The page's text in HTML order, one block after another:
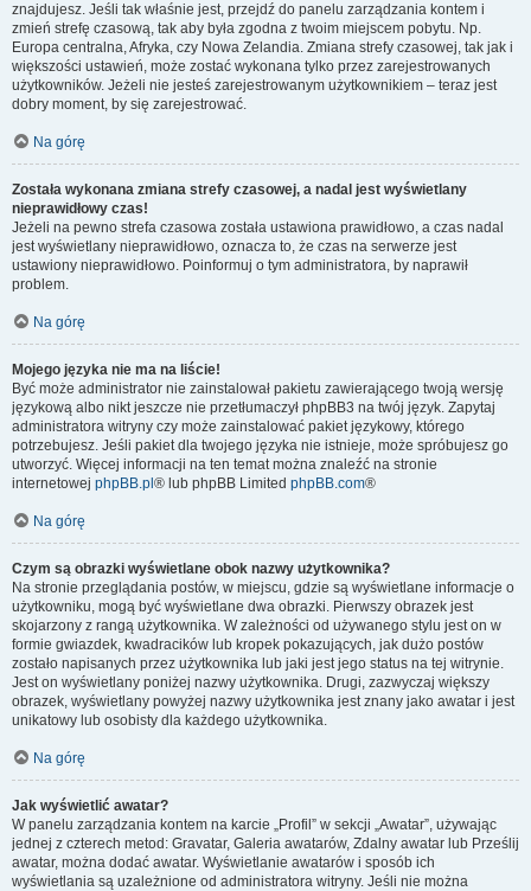
znajdujesz. Jeśli tak właśnie jest, przejdź do panelu zarządzania kontem i
zmień strefę czasową, tak aby była zgodna z twoim miejscem pobytu. Np.
Europa centralna, Afryka, czy Nowa Zelandia. Zmiana strefy czasowej, tak jak i
większości ustawień, może zostać wykonana tylko przez zarejestrowanych
użytkowników. Jeżeli nie jesteś zarejestrowanym użytkownikiem – teraz jest
dobry moment, by się zarejestrować.
Na górę
Została wykonana zmiana strefy czasowej, a nadal jest wyświetlany
nieprawidłowy czas!
Jeżeli na pewno strefa czasowa została ustawiona prawidłowo, a czas nadal
jest wyświetlany nieprawidłowo, oznacza to, że czas na serwerze jest
ustawiony nieprawidłowo. Poinformuj o tym administratora, by naprawił
problem.
Na górę
Mojego języka nie ma na liście!
Być może administrator nie zainstalował pakietu zawierającego twoją wersję
językową albo nikt jeszcze nie przetłumaczył phpBB3 na twój język. Zapytaj
administratora witryny czy może zainstalować pakiet językowy, którego
potrzebujesz. Jeśli pakiet dla twojego języka nie istnieje, może spróbujesz go
utworzyć. Więcej informacji na ten temat można znaleźć na stronie
internetowej phpBB.pl ® lub phpBB Limited phpBB.com®
Na górę
Czym są obrazki wyświetlane obok nazwy użytkownika?
Na stronie przeglądania postów, w miejscu, gdzie są wyświetlane informacje o
użytkowniku, mogą być wyświetlane dwa obrazki. Pierwszy obrazek jest
skojarzony z rangą użytkownika. W zależności od używanego stylu jest on w
formie gwiazdek, kwadracików lub kropek pokazujących, jak dużo postów
zostało napisanych przez użytkownika lub jaki jest jego status na tej witrynie.
Jest on wyświetlany poniżej nazwy użytkownika. Drugi, zazwyczaj większy
obrazek, wyświetlany powyżej nazwy użytkownika jest znany jako awatar i jest
unikatowy lub osobisty dla każdego użytkownika.
Na górę
Jak wyświetlić awatar?
W panelu zarządzania kontem na karcie „Profil” w sekcji „Awatar”, używając
jednej z czterech metod: Gravatar, Galeria awatarów, Zdalny awatar lub Prześlij
awatar, można dodać awatar. Wyświetlanie awatarów i sposób ich
wyświetlania są uzależnione od administratora witryny. Jeśli nie można